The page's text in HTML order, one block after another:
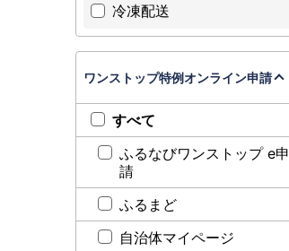
冷凍配送
ワンストップ特例オンライン申請
すべて
ふるなびワンストップ e申
請
ふるまど
自治体マイページ